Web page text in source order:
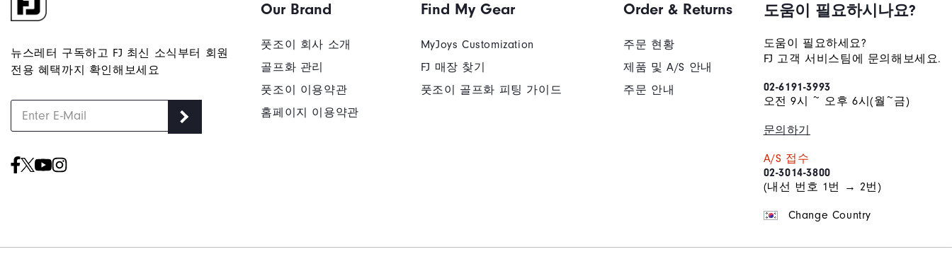
뉴스레터 구독하고 FJ 최신 소식부터 회원
전용 혜택까지 확인해보세요
Our Brand
풋조이 회사 소개
골프화 관리
풋조이 이용약관
홈페이지 이용약관
Find My Gear
MyJoys Customization
FJ 매장 찾기
풋조이 골프화 피팅 가이드
Order & Returns
주문 현황
제품 및 A/S 안내
주문 안내
도움이 필요하시나요?
도움이 필요하세요?
FJ 고객 서비스팀에 문의해보세요.
02-6191-3993
오전 9시 ~ 오후 6시(월~금)
문의하기
A/S 접수
02-3014-3800
(내선 번호 1번 → 2번)
Change Country